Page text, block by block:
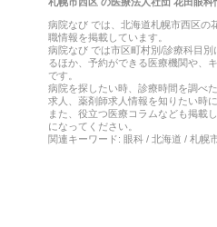
病院なび では、 北海道札幌市西区の
職情報を掲載しています。
病院なび では市区町村別/診療科目
るほか、予約ができる医療機関や、
です。
病院を探したい時、診療時間を調べ
求人、薬剤師求人情報を知りたい時に
また、役立つ医療コラムなども掲載
になってください。
関連キーワード: 眼科 / 北海道 / 札幌